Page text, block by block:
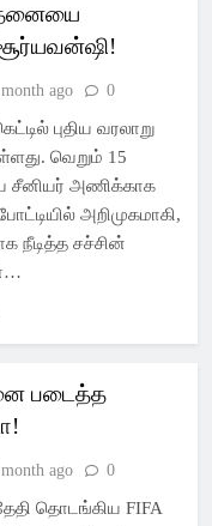
சூர்யவன்ஷி!
ago 0
புதிய வரலாறு
வெறும் 15
சீனியர் அணிக்காக
அறிமுகமாகி,
நீடித்த சச்சின்
படைத்த
ago 0
தொடங்கிய FIFA